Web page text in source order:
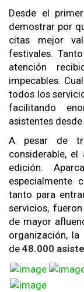
Desde el
demostrar por
citas mejor
festivales.
atención
impecables.
todos los
facilitando
asistentes
A pesar de
considerable,
edición.
especialmente
tanto para
servicios,
de mayor
organización,
de 48.000